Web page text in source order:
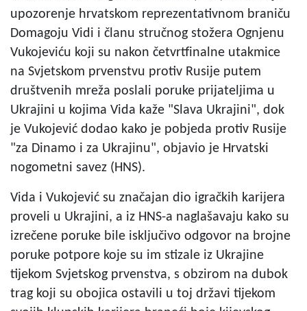
upozorenje hrvatskom reprezentativnom braniču
Domagoju Vidi i članu stručnog stožera Ognjenu
Vukojeviću koji su nakon četvrtfinalne utakmice
na Svjetskom prvenstvu protiv Rusije putem
društvenih mreža poslali poruke prijateljima u
Ukrajini u kojima Vida kaže "Slava Ukrajini", dok
je Vukojević dodao kako je pobjeda protiv Rusije
"za Dinamo i za Ukrajinu", objavio je Hrvatski
nogometni savez (HNS).
Vida i Vukojević su značajan dio igračkih karijera
proveli u Ukrajini, a iz HNS-a naglašavaju kako su
izrečene poruke bile isključivo odgovor na brojne
poruke potpore koje su im stizale iz Ukrajine
tijekom Svjetskog prvenstva, s obzirom na dubok
trag koji su obojica ostavili u toj državi tijekom